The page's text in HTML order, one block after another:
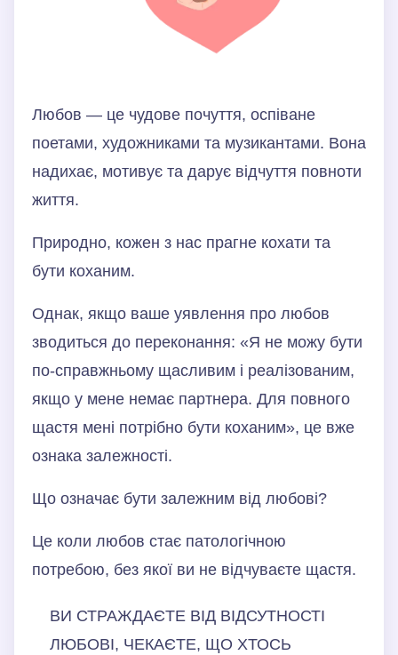
Любов — це чудове почуття, оспіване
поетами, художниками та музикантами. Вона
надихає, мотивує та дарує відчуття повноти
життя.
Природно, кожен з нас прагне кохати та
бути коханим.
Однак, якщо ваше уявлення про любов
зводиться до переконання: «Я не можу бути
по-справжньому щасливим і реалізованим,
якщо у мене немає партнера. Для повного
щастя мені потрібно бути коханим», це вже
ознака залежності.
Що означає бути залежним від любові?
Це коли любов стає патологічною
потребою, без якої ви не відчуваєте щастя.
ВИ СТРАЖДАЄТЕ ВІД ВІДСУТНОСТІ
ЛЮБОВІ, ЧЕКАЄТЕ, ЩО ХТОСЬ